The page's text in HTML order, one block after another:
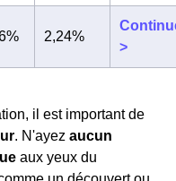
2,24%
>
il est important de
. N'ayez aucun
aux yeux du